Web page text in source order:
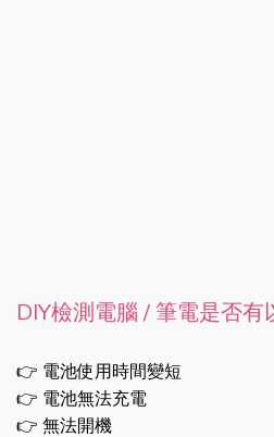
DIY檢測電腦 / 筆電是否有
👉 電池使用時間變短
👉 電池無法充電
👉 無法開機